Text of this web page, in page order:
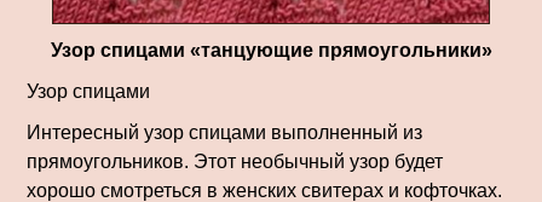
Узор спицами «танцующие прямоугольники»
Узор спицами
Интересный узор спицами выполненный из
прямоугольников. Этот необычный узор будет
хорошо смотреться в женских свитерах и кофточках.